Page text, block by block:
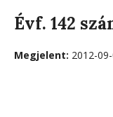
Évf. 142
Megjelent: 2012-09-